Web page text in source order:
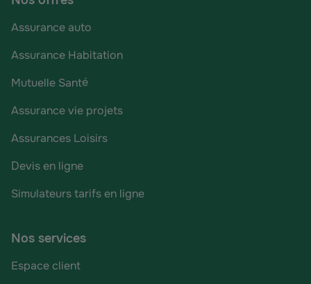
Assurance auto
Assurance Habitation
Mutuelle Santé
Assurance vie projets
Assurances Loisirs
Devis en ligne
Simulateurs tarifs en ligne
Nos services
Espace client